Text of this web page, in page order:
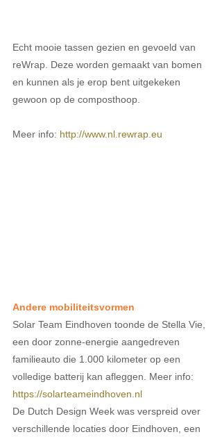
Echt mooie tassen gezien en gevoeld van
reWrap. Deze worden gemaakt van bomen
en kunnen als je erop bent uitgekeken
gewoon op de composthoop.
Meer info: http://www.nl.rewrap.eu
Andere mobiliteitsvormen
Solar Team Eindhoven toonde de Stella Vie,
een door zonne-energie aangedreven
familieauto die 1.000 kilometer op een
volledige batterij kan afleggen. Meer info:
https://solarteameindhoven.nl
De Dutch Design Week was verspreid over
verschillende locaties door Eindhoven, een